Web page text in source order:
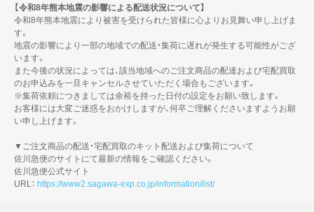
【令和8年熊本地震の影響による配送状況について】
令和8年熊本地震により被害を受けられた皆様に心よりお見舞い申し上げま
す。
地震の影響により一部の地域での配送・集荷に遅れが発生する可能性がござ
います。
また今後の状況によっては、該当地域へのご注文商品の配達および宅配買取
のお申込みを一旦キャンセルさせていただく場合もございます。
※集荷依頼につきましては余裕を持った日付の設定をお願い致します。
お客様には大変ご迷惑をおかけしますが、何卒ご理解くださいますようお願
い申し上げます。
▼ご注文商品の配送・宅配買取のキット配送および集荷について
佐川急便のサイトにて最新の情報をご確認ください。
佐川急便公式サイト
URL： https://www2.sagawa-exp.co.jp/information/list/